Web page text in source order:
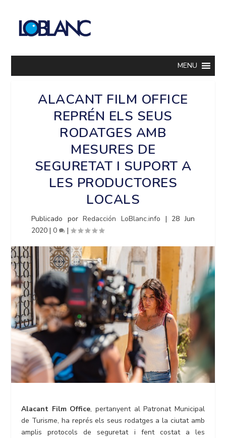
MENU
ALACANT FILM OFFICE
REPRÉN ELS SEUS
RODATGES AMB
MESURES DE
SEGURETAT I SUPORT A
LES PRODUCTORES
LOCALS
Publicado porRedacción LoBlanc.info | 28 Jun
2020 |0 |
Alacant Film Office, pertanyent al Patronat Municipal
de Turisme, ha représ els seus rodatges a la ciutat amb
amplis protocols de seguretat i fent costat a les